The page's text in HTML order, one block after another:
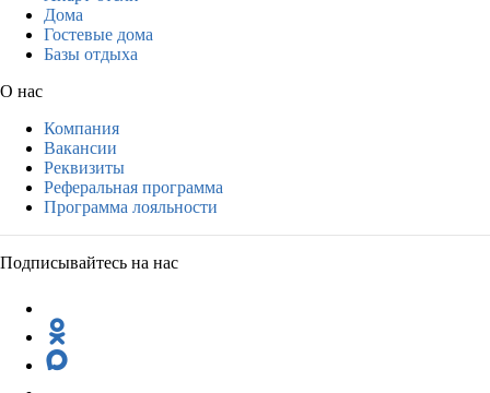
Дома
Гостевые дома
Базы отдыха
О нас
Компания
Вакансии
Реквизиты
Реферальная программа
Программа лояльности
Подписывайтесь на нас